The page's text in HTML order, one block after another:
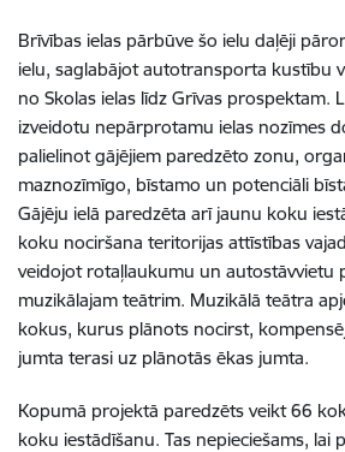
Brīvības ielas pārbūve šo ielu daļēji
ielu, saglabājot autotransporta kustību
no Skolas ielas līdz Grīvas prospektam.
izveidotu nepārprotamu ielas nozīmes
palielinot gājējiem paredzēto zonu,
maznozīmīgo, bīstamo un potenciāli
Gājēju ielā paredzēta arī jaunu koku
koku nociršana teritorijas attīstības
veidojot rotaļlaukumu un autostāvvietu
muzikālajam teātrim. Muzikālā teātra
kokus, kurus plānots nocirst,
jumta terasi uz plānotās ēkas jumta.
Kopumā projektā paredzēts veikt 66
koku iestādīšanu. Tas nepieciešams, lai